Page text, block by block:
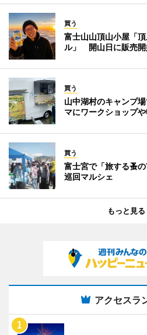
買う
富士山山頂山小屋「
ル」 開山日に販売開
買う
山中湖村のキャンプ
マにワークショップ
買う
富士宮で「旅する蚤
巡回マルシェ
もっと見る
アクセスラ